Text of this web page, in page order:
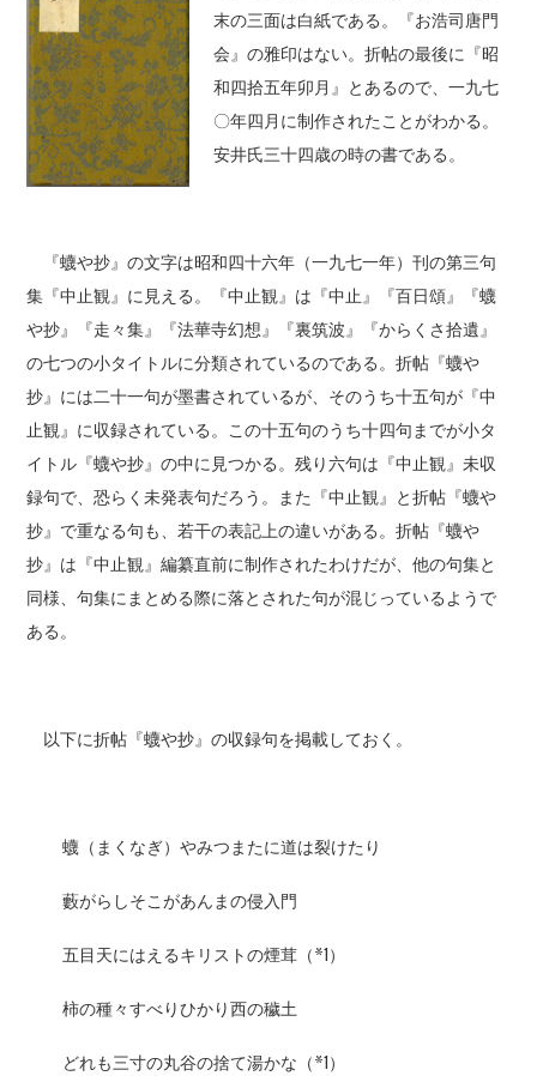
末の三面は白紙である。『お浩司唐門
会』の雅印はない。折帖の最後に『昭
和四拾五年卯月』とあるので、一九七
〇年四月に制作されたことがわかる。
安井氏三十四歳の時の書である。
『蠛や抄』の文字は昭和四十六年（一九七一年）刊の第三句
集『中止観』に見える。『中止観』は『中止』『百日頌』『蠛
や抄』『走々集』『法華寺幻想』『裏筑波』『からくさ拾遺』
の七つの小タイトルに分類されているのである。折帖『蠛や
抄』には二十一句が墨書されているが、そのうち十五句が『中
止観』に収録されている。この十五句のうち十四句までが小タ
イトル『蠛や抄』の中に見つかる。残り六句は『中止観』未収
録句で、恐らく未発表句だろう。また『中止観』と折帖『蠛や
抄』で重なる句も、若干の表記上の違いがある。折帖『蠛や
抄』は『中止観』編纂直前に制作されたわけだが、他の句集と
同様、句集にまとめる際に落とされた句が混じっているようで
ある。
以下に折帖『蠛や抄』の収録句を掲載しておく。
蠛（まくなぎ）やみつまたに道は裂けたり
藪がらしそこがあんまの侵入門
五目天にはえるキリストの煙茸（*1）
柿の種々すべりひかり西の穢土
どれも三寸の丸谷の捨て湯かな（*1）